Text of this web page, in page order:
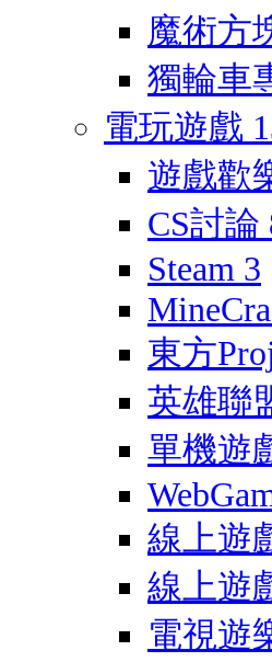
魔術方
獨輪車
電玩遊戲
遊戲歡
CS討論
Steam 3
東方
英雄聯
單機遊
線上遊
線上遊
電視遊